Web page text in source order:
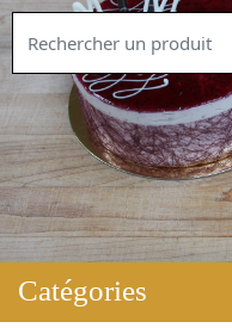
Catégories